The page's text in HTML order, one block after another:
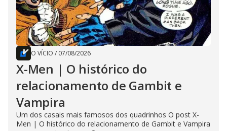
O VÍCIO / 07/08/2026
X-Men | O histórico do
relacionamento de Gambit e
Vampira
Um dos casais mais famosos dos quadrinhos O post X-
Men | O histórico do relacionamento de Gambit e Vampira